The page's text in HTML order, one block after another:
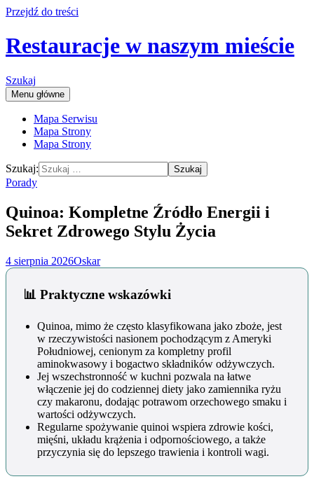
Przejdź do treści
Restauracje w naszym mieście
Szukaj
Menu główne
Mapa Serwisu
Mapa Strony
Mapa Strony
Szukaj:
Porady
Quinoa: Kompletne Źródło Energii i
Sekret Zdrowego Stylu Życia
4 sierpnia 2026Oskar
📊 Praktyczne wskazówki
Quinoa, mimo że często klasyfikowana jako zboże, jest
w rzeczywistości nasionem pochodzącym z Ameryki
Południowej, cenionym za kompletny profil
aminokwasowy i bogactwo składników odżywczych.
Jej wszechstronność w kuchni pozwala na łatwe
włączenie jej do codziennej diety jako zamiennika ryżu
czy makaronu, dodając potrawom orzechowego smaku i
wartości odżywczych.
Regularne spożywanie quinoi wspiera zdrowie kości,
mięśni, układu krążenia i odpornościowego, a także
przyczynia się do lepszego trawienia i kontroli wagi.